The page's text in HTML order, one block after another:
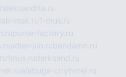
msk.ru1-mus.ru
purse-factory.ru
adler-jun.rubandamn.ru
1mus.rudarksand.ru
alabuga-cityhotel.ru